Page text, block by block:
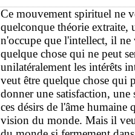
Ce mouvement spirituel ne
quelconque théorie extraite,
n'occupe que l'intellect, il ne
quelque chose qui ne peut
unilatéralement les intérêts
veut être quelque chose qui
donner une satisfaction, une
ces désirs de l'âme humaine
vision du monde. Mais il